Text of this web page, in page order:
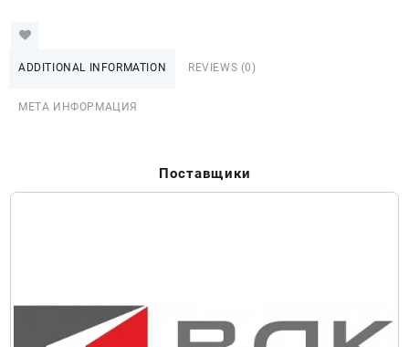
ADDITIONAL INFORMATION REVIEWS (0)
МЕТА ИНФОРМАЦИЯ
Поставщики